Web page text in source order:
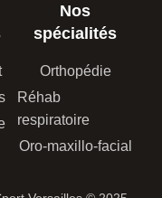
Nos
spécialités
Orthopédie
Réhab
respiratoire
Oro-maxillo-facial